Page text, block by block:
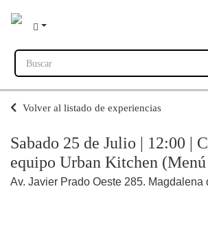
Buscar
Volver al listado de experiencias
Sabado 25 de Julio | 12:00 |
equipo Urban Kitchen
Av. Javier Prado Oeste 285. Magdalena